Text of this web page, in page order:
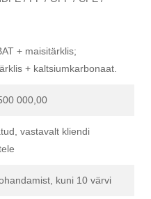
+ maisitärklis;
+ kaltsiumkarbonaat.
000,00
vastavalt kliendi
kuni 10 värvi